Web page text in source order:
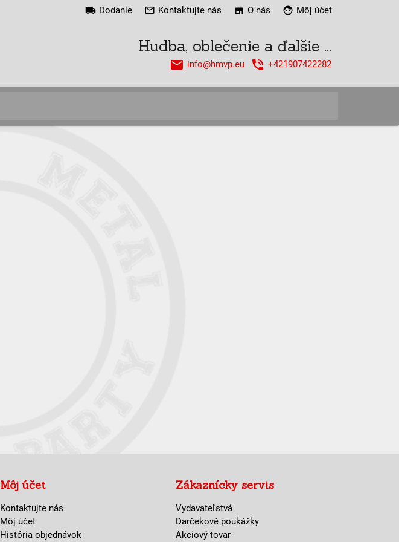
local_shipping Dodanie mail_outline Kontaktujte nás store O nás face Môj účet
Hudba, oblečenie a ďalšie ...
info@hmvp.eu
email +421907422282
phone_in_talk
Môj účet
Kontaktujte nás
Môj účet
História objednávok
Zákaznícky servis
Vydavateľstvá
Darčekové poukážky
Akciový tovar